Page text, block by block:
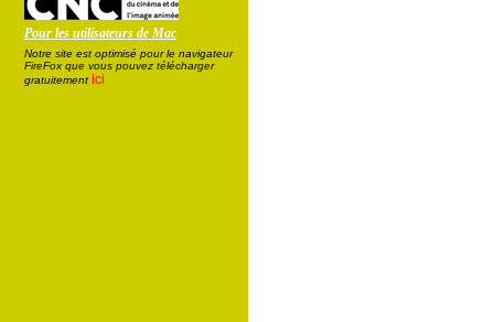
Pour les utilisateurs de Mac
Notre site est optimisé pour le navigateur
FireFox que vous pouvez télécharger
gratuitement ici